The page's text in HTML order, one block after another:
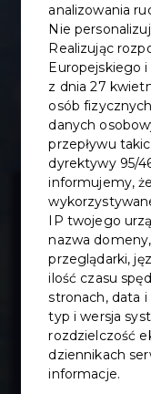
analizowania
Nie
Realizując
Europejskiego i
z dnia 27
osób
danych
przepływu
dyrektywy 95/
informujemy,
IP twojego
nazwa
przeglądarki,
ilość czasu
stronach, data
typ i wersja
rozdzielczość
dziennikach
informacje.